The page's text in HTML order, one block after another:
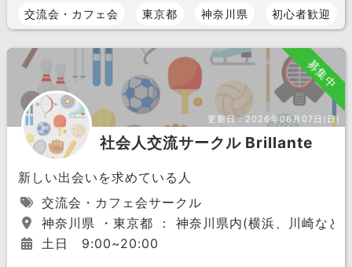
交流会・カフェ会 東京都 神奈川県 初心者歓迎
募集中
更新日：2026年06月07日(日)
社会人交流サークル Brillante
新しい出会いを求めている人
交流会・カフェ会サークル
神奈川県 ・東京都 ： 神奈川県内(横浜、川崎など
土日 9:00~20:00